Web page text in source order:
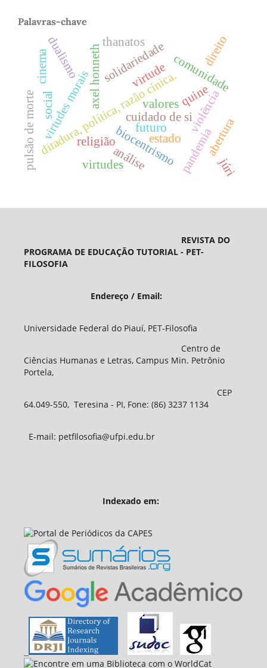
Palavras-chave
cuidado de siviolência
ditadura, política, razão cínica.
axel honneth solidariedade
estado
comunidade
biocentrismo
virtudes moraisreligião
dualismo
pulsão de morte
thanatos
futuro pandemia
valores
abertura
análise
social quine
direito
virtude
virtudes júri
cinema
REVISTA DO
PROGRAMA DE EDUCAÇÃO TUTORIAL - PET-
FILOSOFIA
Endereço / Email:
Universidade Federal do Piauí, PET-Filosofia
Centro de
Ciências Humanas e Letras, Campus Min. Petrônio
Portela,
CEP
64.049-550, Teresina - PI, Fone: (86) 3237 1134
E-mail: petfilosofia@ufpi.edu.br
Indexado em: